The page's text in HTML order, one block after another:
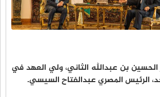
الحسين بن عبدالله الثاني، ولي العهد في
الرئيس المصري عبدالفتاح السيسي.